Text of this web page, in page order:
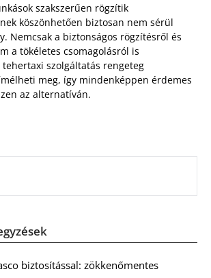
szakszerűen rögzítik
köszönhetően biztosan nem sérül
Nemcsak a biztonságos rögzítésről és
a tökéletes csomagolásról is
tehertaxi szolgáltatás rengeteg
meg, így mindenképpen érdemes
az alternatíván.
biztosítással: zökkenőmentes